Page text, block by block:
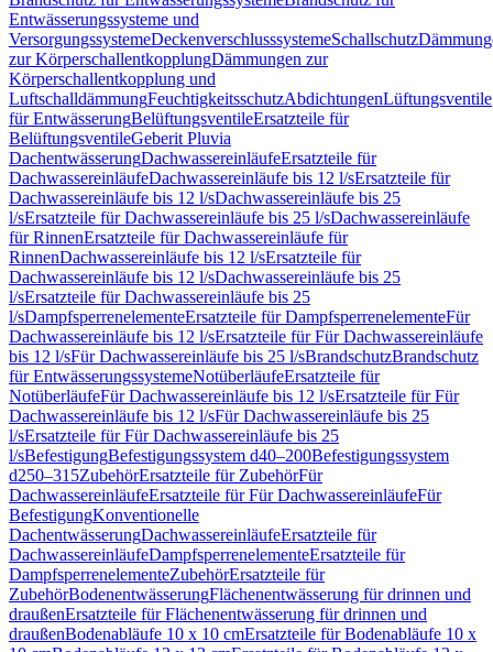
Entwässerungssysteme und
VersorgungssystemeDeckenverschlusssystemeSchallschutz
zur KörperschallentkopplungDämmungen zur
Körperschallentkopplung und
LuftschalldämmungFeuchtigkeitsschutzAbdichtungenLüftungsventile
für EntwässerungBelüftungsventileErsatzteile für
BelüftungsventileGeberit Pluvia
DachentwässerungDachwassereinläufeErsatzteile für
DachwassereinläufeDachwassereinläufe bis 12 l/sErsatzteile für
Dachwassereinläufe bis 12 l/sDachwassereinläufe bis 25
l/sErsatzteile für Dachwassereinläufe bis 25 l/sDachwassereinläufe
für RinnenErsatzteile für Dachwassereinläufe für
RinnenDachwassereinläufe bis 12 l/sErsatzteile für
Dachwassereinläufe bis 12 l/sDachwassereinläufe bis 25
l/sErsatzteile für Dachwassereinläufe bis 25
l/sDampfsperrenelementeErsatzteile für DampfsperrenelementeFür
Dachwassereinläufe bis 12 l/sErsatzteile für Für Dachwassereinläufe
bis 12 l/sFür Dachwassereinläufe bis 25 l/sBrandschutzBrandschutz
für EntwässerungssystemeNotüberläufeErsatzteile für
NotüberläufeFür Dachwassereinläufe bis 12 l/sErsatzteile für Für
Dachwassereinläufe bis 12 l/sFür Dachwassereinläufe bis 25
l/sErsatzteile für Für Dachwassereinläufe bis 25
l/sBefestigungBefestigungssystem d40–200Befestigungssystem
d250–315ZubehörErsatzteile für ZubehörFür
DachwassereinläufeErsatzteile für Für DachwassereinläufeFür
BefestigungKonventionelle
DachentwässerungDachwassereinläufeErsatzteile für
DachwassereinläufeDampfsperrenelementeErsatzteile für
DampfsperrenelementeZubehörErsatzteile für
ZubehörBodenentwässerungFlächenentwässerung für drinnen und
draußenErsatzteile für Flächenentwässerung für drinnen und
draußenBodenabläufe 10 x 10 cmErsatzteile für Bodenabläufe 10 x